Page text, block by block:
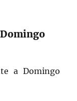
a Domingo